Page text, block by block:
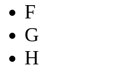
F
G
H